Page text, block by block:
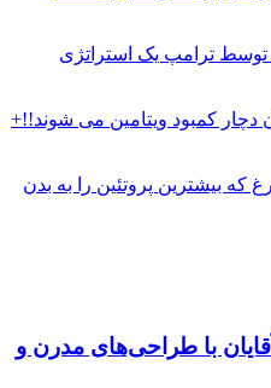
توسط ترامپ یک استراتژی
دچار کمبود ویتامین می شوند!!+
بیشترین پروتئین را به بدن
با طراحی‌های مدرن و